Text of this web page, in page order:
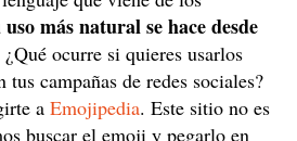
uso más natural se hace desde
¿Qué ocurre si quieres usarlos
tus campañas de redes sociales?
a Emojipedia. Este sitio no es
buscar el emoji y pegarlo en